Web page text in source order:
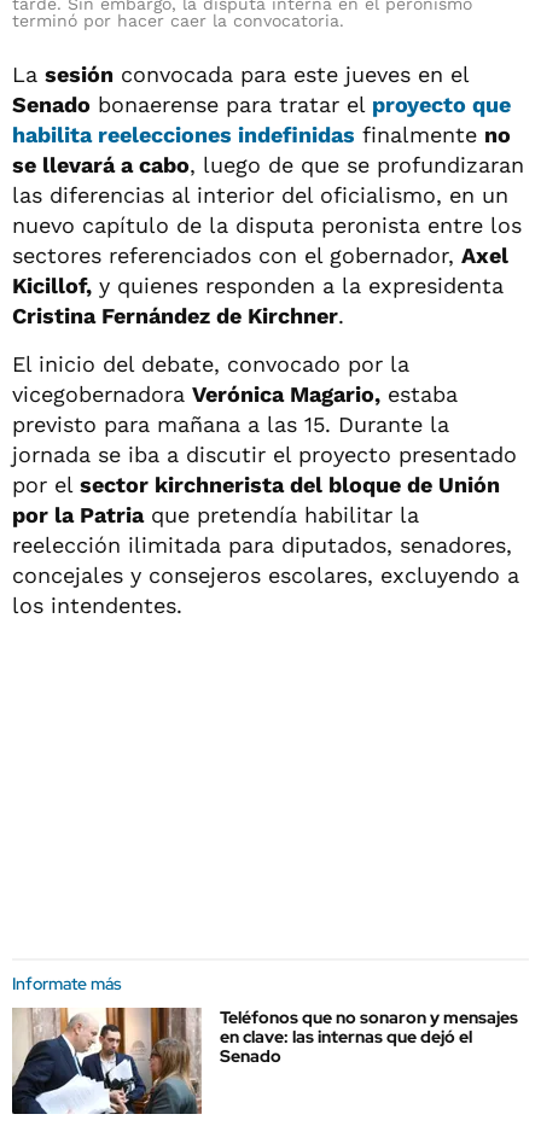
terminó por hacer caer la convocatoria.
La sesión convocada para este jueves en el
Senado bonaerense para tratar el proyecto que
habilita reelecciones indefinidas finalmente no
se llevará a cabo, luego de que se profundizaran
las diferencias al interior del oficialismo, en un
nuevo capítulo de la disputa peronista entre los
sectores referenciados con el gobernador, Axel
Kicillof, y quienes responden a la expresidenta
Cristina Fernández de Kirchner.
El inicio del debate, convocado por la
vicegobernadora Verónica Magario, estaba
previsto para mañana a las 15. Durante la
jornada se iba a discutir el proyecto presentado
por el sector kirchnerista del bloque de Unión
por la Patriaque pretendía habilitar la
reelección ilimitada para diputados, senadores,
concejales y consejeros escolares, excluyendo a
los intendentes.
Informate más
Teléfonos que no sonaron y mensajes
en clave: las internas que dejó el
Senado